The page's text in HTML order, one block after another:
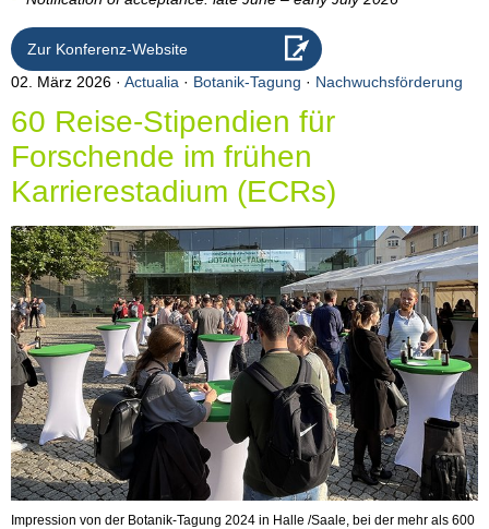
Zur Konferenz-Website
02. März 2026
Actualia · Botanik-Tagung · Nachwuchsförderung
60 Reise-Stipendien für
Forschende im frühen
Karrierestadium (ECRs)
Impression von der Botanik-Tagung 2024 in Halle /Saale, bei der mehr als 600